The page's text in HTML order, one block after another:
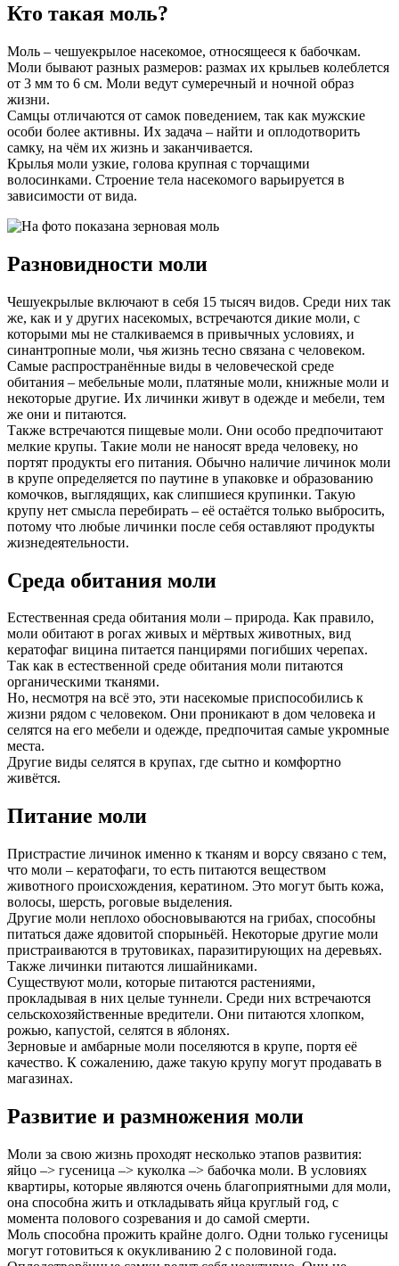
Кто такая моль?
Моль – чешуекрылое насекомое, относящееся к бабочкам.
Моли бывают разных размеров: размах их крыльев колеблется
от 3 мм то 6 см. Моли ведут сумеречный и ночной образ
жизни.
Самцы отличаются от самок поведением, так как мужские
особи более активны. Их задача – найти и оплодотворить
самку, на чём их жизнь и заканчивается.
Крылья моли узкие, голова крупная с торчащими
волосинками. Строение тела насекомого варьируется в
зависимости от вида.
Разновидности моли
Чешуекрылые включают в себя 15 тысяч видов. Среди них так
же, как и у других насекомых, встречаются дикие моли, с
которыми мы не сталкиваемся в привычных условиях, и
синантропные моли, чья жизнь тесно связана с человеком.
Самые распространённые виды в человеческой среде
обитания – мебельные моли, платяные моли, книжные моли и
некоторые другие. Их личинки живут в одежде и мебели, тем
же они и питаются.
Также встречаются пищевые моли. Они особо предпочитают
мелкие крупы. Такие моли не наносят вреда человеку, но
портят продукты его питания. Обычно наличие личинок моли
в крупе определяется по паутине в упаковке и образованию
комочков, выглядящих, как слипшиеся крупинки. Такую
крупу нет смысла перебирать – её остаётся только выбросить,
потому что любые личинки после себя оставляют продукты
жизнедеятельности.
Среда обитания моли
Естественная среда обитания моли – природа. Как правило,
моли обитают в рогах живых и мёртвых животных, вид
кератофаг вицина питается панцирями погибших черепах.
Так как в естественной среде обитания моли питаются
органическими тканями.
Но, несмотря на всё это, эти насекомые приспособились к
жизни рядом с человеком. Они проникают в дом человека и
селятся на его мебели и одежде, предпочитая самые укромные
места.
Другие виды селятся в крупах, где сытно и комфортно
живётся.
Питание моли
Пристрастие личинок именно к тканям и ворсу связано с тем,
что моли – кератофаги, то есть питаются веществом
животного происхождения, кератином. Это могут быть кожа,
волосы, шерсть, роговые выделения.
Другие моли неплохо обосновываются на грибах, способны
питаться даже ядовитой спорыньёй. Некоторые другие моли
пристраиваются в трутовиках, паразитирующих на деревьях.
Также личинки питаются лишайниками.
Существуют моли, которые питаются растениями,
прокладывая в них целые туннели. Среди них встречаются
сельскохозяйственные вредители. Они питаются хлопком,
рожью, капустой, селятся в яблонях.
Зерновые и амбарные моли поселяются в крупе, портя её
качество. К сожалению, даже такую крупу могут продавать в
магазинах.
Развитие и размножения моли
Моли за свою жизнь проходят несколько этапов развития:
яйцо –> гусеница –> куколка –> бабочка моли. В условиях
квартиры, которые являются очень благоприятными для моли,
она способна жить и откладывать яйца круглый год, с
момента полового созревания и до самой смерти.
Моль способна прожить крайне долго. Одни только гусеницы
могут готовиться к окукливанию 2 с половиной года.